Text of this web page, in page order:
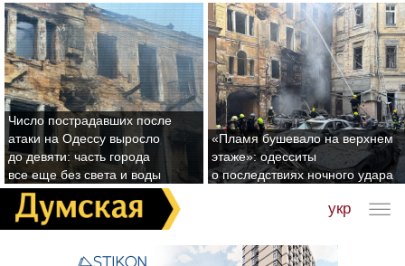
Число пострадавших после
атаки на Одессу выросло
до девяти: часть города
все еще без света и воды
«Пламя бушевало на верхнем
этаже»: одесситы
о последствиях ночного удара
укр